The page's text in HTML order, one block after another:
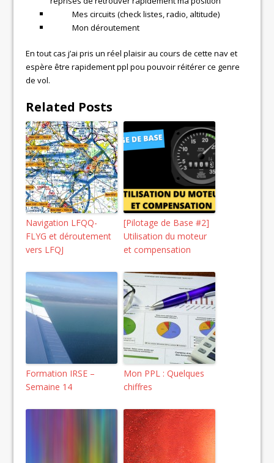
Mes circuits (check listes, radio, altitude)
Mon déroutement
En tout cas j’ai pris un réel plaisir au cours de cette nav et
espère être rapidement ppl pou pouvoir réitérer ce genre
de vol.
Related Posts
Navigation LFQQ-
FLYG et déroutement
vers LFQJ
[Pilotage de Base #2]
Utilisation du moteur
et compensation
Formation IRSE –
Semaine 14
Mon PPL : Quelques
chiffres